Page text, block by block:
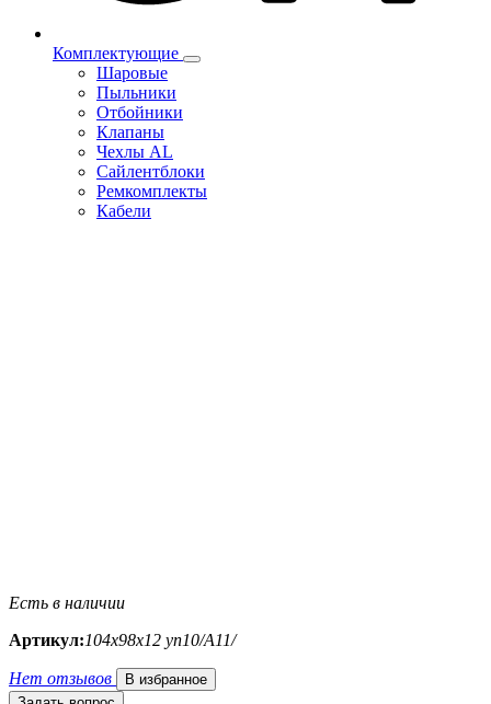
Комплектующие
Шаровые
Пыльники
Отбойники
Клапаны
Чехлы AL
Сайлентблоки
Ремкомплекты
Кабели
Есть в наличии
Артикул:104х98х12 уп10/A11/
Нет отзывов
В избранное